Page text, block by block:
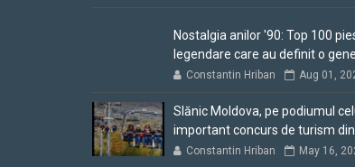
Nostalgia anilor '90: Top 100
legendare care au definit o
Constantin Hriban Aug 01,
Slănic Moldova, pe podiumul
important concurs de turism
Constantin Hriban May 16,